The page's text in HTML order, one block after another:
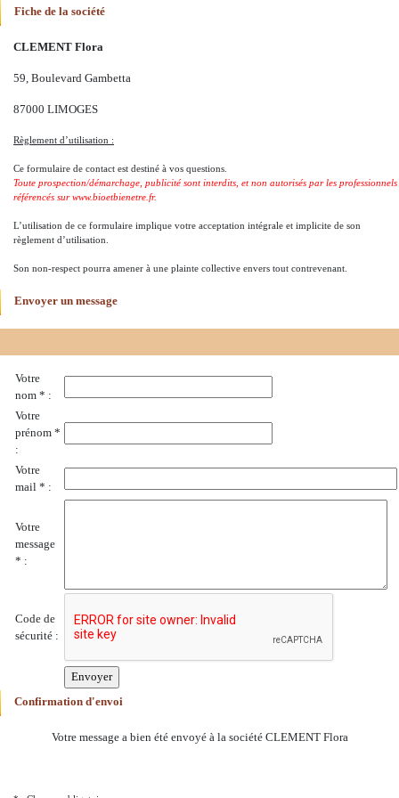
Fiche de la société
CLEMENT Flora
59, Boulevard Gambetta
87000 LIMOGES
Règlement d’utilisation :
Ce formulaire de contact est destiné à vos questions.
Toute prospection/démarchage, publicité sont interdits, et non autorisés par les professionnels
référencés sur www.bioetbienetre.fr.
L’utilisation de ce formulaire implique votre acceptation intégrale et implicite de son
règlement d’utilisation.
Son non-respect pourra amener à une plainte collective envers tout contrevenant.
Envoyer un message
Votre
nom * :
Votre
prénom *
:
Votre
mail * :
Votre
message
* :
Code de
sécurité :
Confirmation d'envoi
Votre message a bien été envoyé à la société CLEMENT Flora